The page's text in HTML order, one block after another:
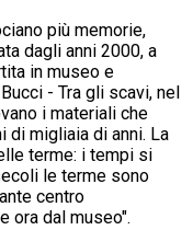
più memorie,
dagli anni 2000, a
in museo e
- Tra gli scavi, nel
i materiali che
di migliaia di anni. La
terme: i tempi si
le terme sono
centro
ora dal museo".